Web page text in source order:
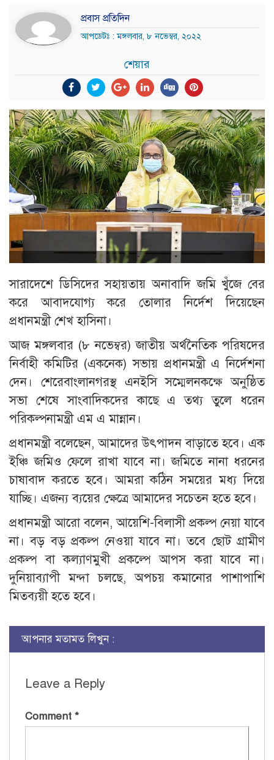
প্রবাস প্রতিদিন
আপডেটঃ : মঙ্গলবার, ৮ নভেম্বর, ২০২২
শেয়ার
সারাদেশে ডিসিদের সহায়তায় অনাবাদি জমি খুঁজে বের
করে আবাদযোগ্য করে তোলার নির্দেশ দিয়েছেন
প্রধানমন্ত্রী শেখ হাসিনা।
আজ মঙ্গলবার (৮ নভেম্বর) জাতীয় অর্থনৈতিক পরিষদের
নির্বাহী কমিটির (একনেক) সভায় প্রধানমন্ত্রী এ নির্দেশনা
দেন। শেরেবাংলানগরস্থ এনইসি সম্মেলনকক্ষে অনুষ্ঠিত
সভা শেষে সাংবাদিকদের কাছে এ তথ্য তুলে ধরেন
পরিকল্পনামন্ত্রী এম এ মান্নান।
প্রধানমন্ত্রী বলেছেন, আমাদের উৎপাদন বাড়াতে হবে। এক
ইঞ্চি জমিও ফেলে রাখা যাবে না। জমিতে নানা ধরনের
চাষাবাদ করতে হবে। আমরা কঠিন সময়ের মধ্য দিয়ে
যাচ্ছি। এজন্য ব্যয়ের ক্ষেত্রে আমাদের সচেতন হতে হবে।
প্রধানমন্ত্রী আরো বলেন, আয়েশি-বিলাসী প্রকল্প নেয়া যাবে
না। বড় বড় প্রকল্প নেওয়া যাবে না। তবে ছোট গ্রামীণ
প্রকল্প বা কল্যাণমুখী প্রকল্পে আপস করা যাবে না।
দুনিয়াব্যাপী মন্দা চলছে, অপচয় কমানোর পাশাপাশি
মিতব্যয়ী হতে হবে।
আপনার মতামত লিখুন :
Leave a Reply
Comment *